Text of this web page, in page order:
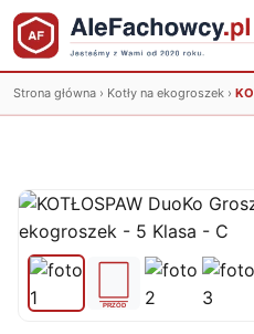
Strona główna › Kotły na ekogroszek ›